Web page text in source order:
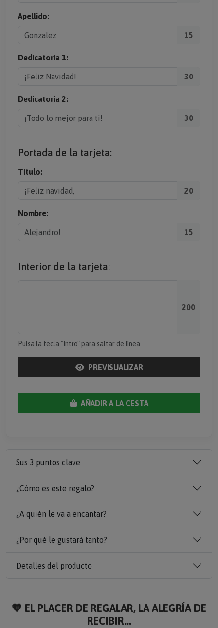
Apellido:
15
Dedicatoria 1:
30
Dedicatoria 2:
30
Portada de la tarjeta:
Título:
20
Nombre:
15
Interior de la tarjeta:
200
Pulsa la tecla "Intro" para saltar de línea
PREVISUALIZAR
AÑADIR A LA CESTA
Sus 3 puntos clave
¿Cómo es este regalo?
¿A quién le va a encantar?
¿Por qué le gustará tanto?
Detalles del producto
🧡 EL PLACER DE REGALAR, LA ALEGRÍA DE
RECIBIR...